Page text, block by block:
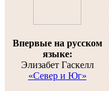
Впервые на русском
языке:
Элизабет Гаскелл
«Север и Юг»